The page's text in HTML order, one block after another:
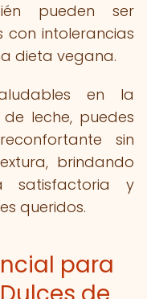
pueden ser
intolerancias
dieta vegana.
en la
leche, puedes
sin
brindando
satisfactoria y
queridos.
para